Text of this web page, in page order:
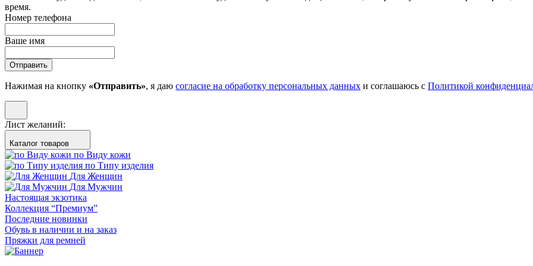
время.
Номер телефона
Ваше имя
Отправить
Нажимая на кнопку «Отправить», я даю согласие на обработку персональных данных и соглашаюсь с Политикой
Лист желаний:
Каталог товаров
по Виду кожи
по Типу изделия
Для Женщин
Для Мужчин
Настоящая экзотика
Коллекция “Премиум”
Последние новинки
Обувь в наличии и на заказ
Пряжки для ремней